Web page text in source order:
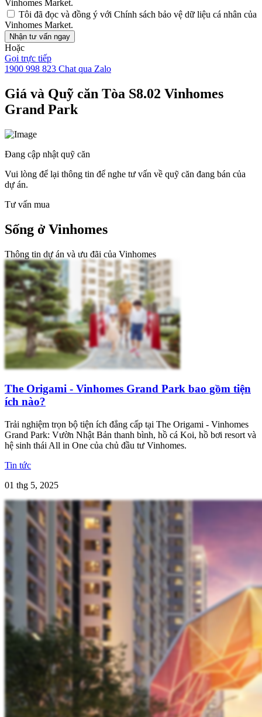
Vinhomes Market.
Tôi đã đọc và đồng ý với Chính sách bảo vệ dữ liệu cá nhân của
Vinhomes Market.
Nhận tư vấn ngay
Hoặc
Gọi trực tiếp
1900 998 823 Chat qua Zalo
Giá và Quỹ căn Tòa S8.02 Vinhomes
Grand Park
Đang cập nhật quỹ căn
Vui lòng để lại thông tin để nghe tư vấn về quỹ căn đang bán của
dự án.
Tư vấn mua
Sống ở Vinhomes
Thông tin dự án và ưu đãi của Vinhomes
The Origami - Vinhomes Grand Park bao gồm tiện
ích nào?
Trải nghiệm trọn bộ tiện ích đẳng cấp tại The Origami - Vinhomes
Grand Park: Vườn Nhật Bản thanh bình, hồ cá Koi, hồ bơi resort và
hệ sinh thái All in One của chủ đầu tư Vinhomes.
Tin tức
01 thg 5, 2025